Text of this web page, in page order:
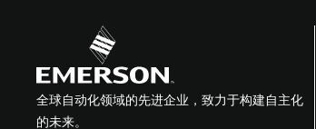
全球自动化领域的先进企业，致力于构建自主化
的未来。